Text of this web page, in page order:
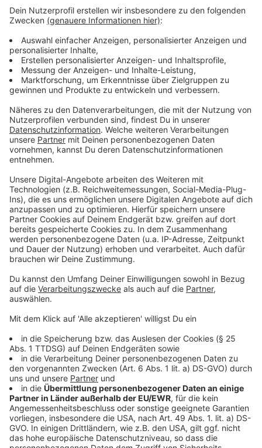
Schimmelpilze darin aus".
Angeschimmeltes Fruchtgemüse
(beispielsweise Tomaten): Fruchtgemüse wie
Tomaten, Paprika oder Zucchini müssen bei
Schimmelpilzen "sofort entsorgt werden". Auch
bei ihnen hat der hohe Wassergehalt den
Ursprung, weshalb Schimmelpilze "sich bei
falscher Lagerung schnell vermehren können".
Anzeige
Diese Tipps fürs richtige Lagern gibt es
Anzeige
BeiJoghurt, Frischkäse oder Quarkgilt: Immer
im Kühlschrank lagern, so gut wie möglich
angebrochene Verpackungen verschließen,
helfen auch immer saubere Löffel bei "Entnahme
des Milcherzeugnisses aus der Verpackung".
Nur wenige Tage hält sich auchFruchtgemüse
sollte "nicht unter acht bis zehn Grad aufbewahrt"
werden.
Tipp: Die komplette Liste zu den wichtigsten
Lebensmitteln hat die Bundeszentrale für Ernährung
(BZfE)hier über diesen Linkaufgelistet.
Anzeige